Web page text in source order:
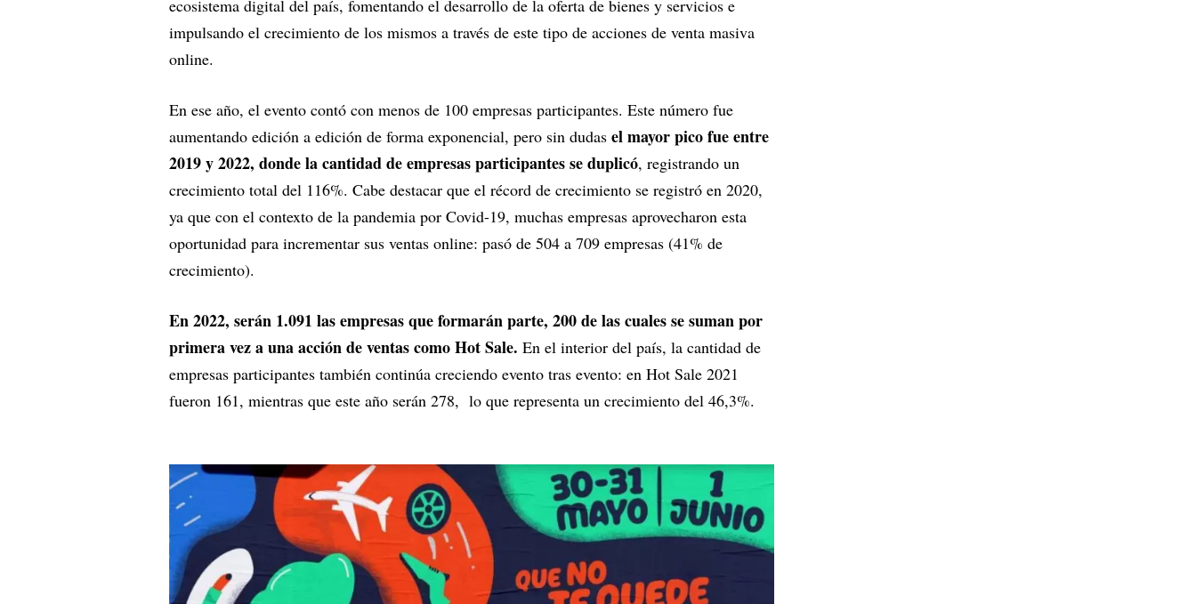
ecosistema digital del país, fomentando el desarrollo de la oferta de bienes y servicios e
impulsando el crecimiento de los mismos a través de este tipo de acciones de venta masiva
online.
En ese año, el evento contó con menos de 100 empresas participantes. Este número fue
aumentando edición a edición de forma exponencial, pero sin dudas el mayor pico fue entre
2019 y 2022, donde la cantidad de empresas participantes se duplicó, registrando un
crecimiento total del 116%. Cabe destacar que el récord de crecimiento se registró en 2020,
ya que con el contexto de la pandemia por Covid-19, muchas empresas aprovecharon esta
oportunidad para incrementar sus ventas online: pasó de 504 a 709 empresas (41% de
crecimiento).
En 2022, serán 1.091 las empresas que formarán parte, 200 de las cuales se suman por
primera vez a una acción de ventas como Hot Sale. En el interior del país, la cantidad de
empresas participantes también continúa creciendo evento tras evento: en Hot Sale 2021
fueron 161, mientras que este año serán 278, lo que representa un crecimiento del 46,3%.